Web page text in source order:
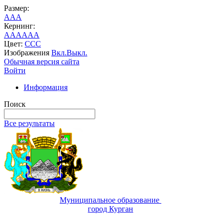
Размер:
AAA
Кернинг:
AAAAAA
Цвет: CCC
Изображения Вкл.Выкл.
Обычная версия сайта
Войти
Информация
Поиск
Все результаты
Муниципальное образование
город Курган